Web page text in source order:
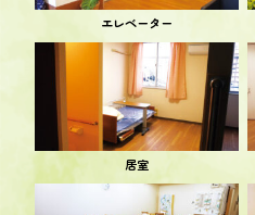
エレベーター
居室